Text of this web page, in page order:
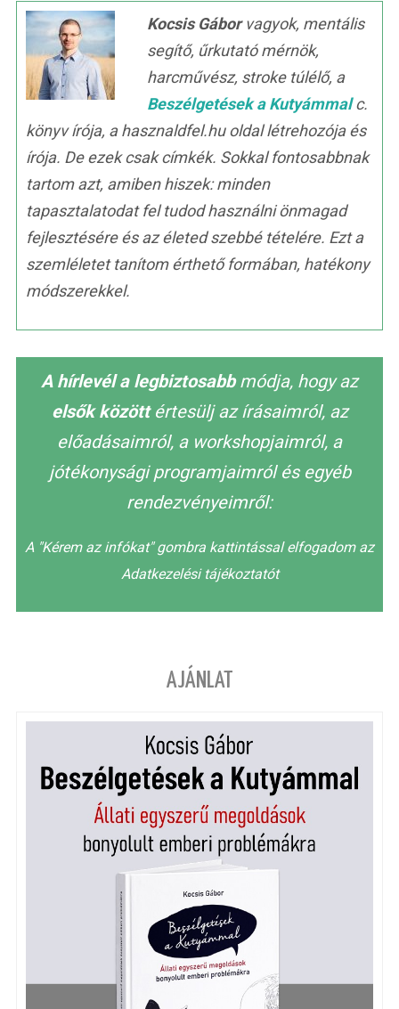
Kocsis Gáborvagyok, mentális
segítő, űrkutató mérnök,
harcművész, stroke túlélő, a
Beszélgetések a Kutyámmalc.
könyv írója, a hasznaldfel.hu oldal létrehozója és
írója. De ezek csak címkék. Sokkal fontosabbnak
tartom azt, amiben hiszek: minden
tapasztalatodat fel tudod használni önmagad
fejlesztésére és az életed szebbé tételére. Ezt a
szemléletet tanítom érthető formában, hatékony
módszerekkel.
A hírlevél a legbiztosabbmódja, hogy az
elsők közöttértesülj az írásaimról, az
előadásaimról, a workshopjaimról, a
jótékonysági programjaimról és egyéb
rendezvényeimről:
A "Kérem az infókat" gombra kattintással elfogadom az
Adatkezelési tájékoztatót
AJÁNLAT